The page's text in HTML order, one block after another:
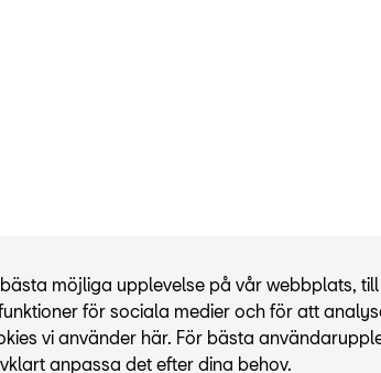
möjliga upplevelse på vår webbplats, till
för sociala medier och för att
vi använder här. För bästa
anpassa det efter dina behov.